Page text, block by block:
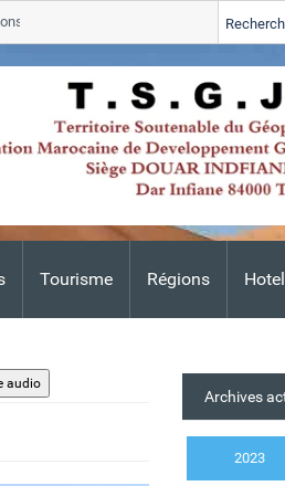
Tourisme Régions
2026
ALERTE
Adis
Archives
2023